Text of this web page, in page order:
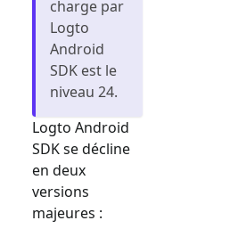
charge par
Logto
Android
SDK est le
niveau 24.
Logto Android
SDK se décline
en deux
versions
majeures :